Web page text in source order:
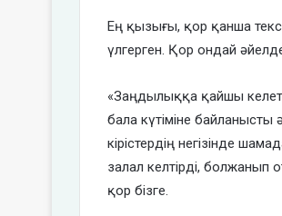
Ең қызығы, қор қанша
үлгерген. Қор ондай
«Заңдылыққа қайшы
бала күтіміне байланысты
кірістердің негізінде
залал келтірді,
қор бізге.